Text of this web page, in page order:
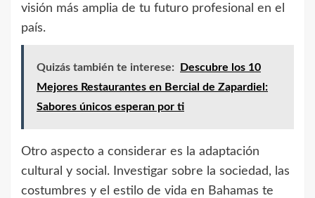
visión más amplia de tu futuro profesional en el
país.
Quizás también te interese:
Descubre los 10
Mejores Restaurantes en Bercial de Zapardiel:
Sabores únicos esperan por ti
Otro aspecto a considerar es la adaptación
cultural y social. Investigar sobre la sociedad, las
costumbres y el estilo de vida en Bahamas te